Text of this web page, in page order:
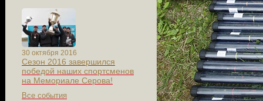
30 октября 2016
Сезон 2016 завершился
победой наших спортсменов
на Мемориале Серова!
Все события